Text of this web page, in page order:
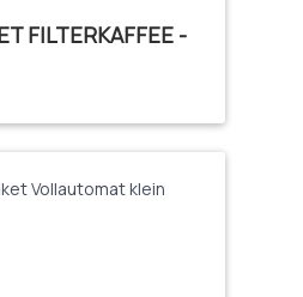
FILTERKAFFEE -
von 0 von 5 Sternen